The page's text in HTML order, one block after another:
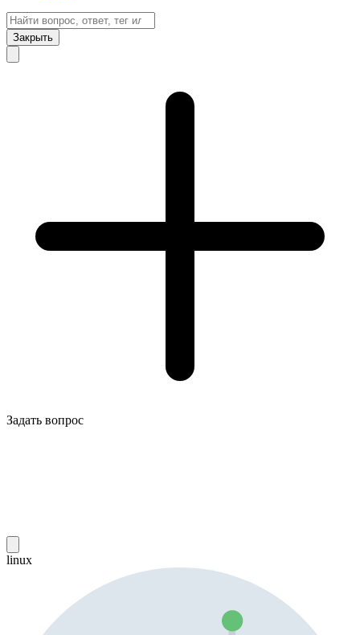
Закрыть
Задать вопрос
linux